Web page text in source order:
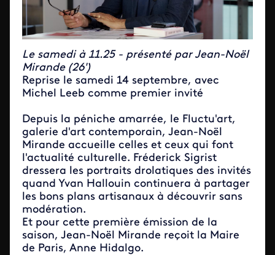
Le samedi à 11.25 - présenté par Jean-Noël
Mirande (26')
Reprise le samedi 14 septembre, avec
Michel Leeb comme premier invité
Depuis la péniche amarrée, le Fluctu'art,
galerie d'art contemporain, Jean-Noël
Mirande accueille celles et ceux qui font
l'actualité culturelle. Fréderick Sigrist
dressera les portraits drolatiques des invités
quand Yvan Hallouin continuera à partager
les bons plans artisanaux à découvrir sans
modération.
Et pour cette première émission de la
saison, Jean-Noël Mirande reçoit la Maire
de Paris, Anne Hidalgo.